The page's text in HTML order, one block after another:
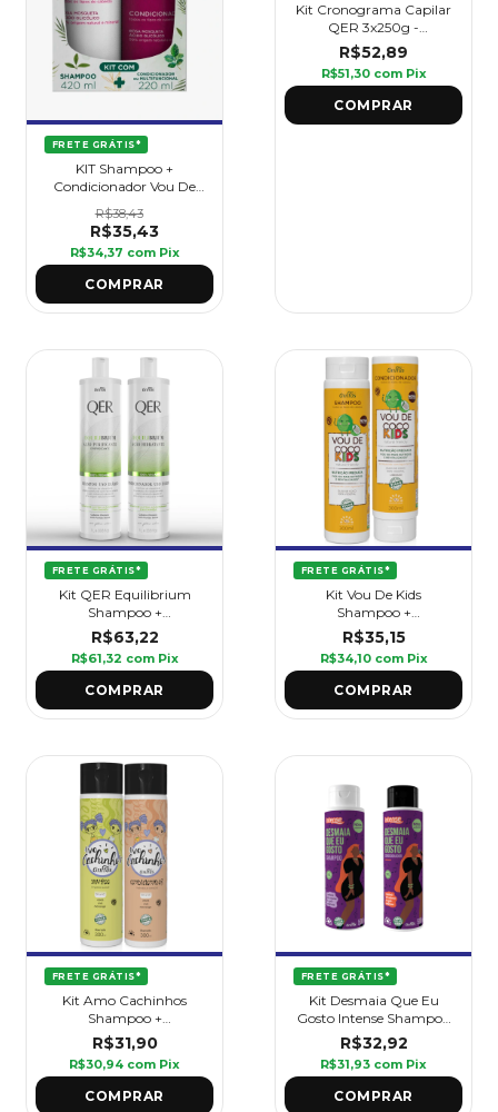
FRETE GRÁTIS*
KIT Shampoo +
Condicionador Vou De
Rosa Mosqueta - Griffus
R$38,43
R$35,43
R$34,37 com Pix
Kit Cronograma Capilar
QER 3x250g -
Hidratação + Nutrição +
Fortalecimento
R$52,89
R$51,30 com Pix
FRETE GRÁTIS*
Kit QER Equilibrium
Shampoo +
Condicionador 1l Griffus
R$63,22
R$61,32 com Pix
FRETE GRÁTIS*
Kit Vou De Kids
Shampoo +
Condicionador 300ml
R$35,15
R$34,10 com Pix
FRETE GRÁTIS*
Kit Amo Cachinhos
Shampoo +
Condicionador 300ml
R$31,90
R$30,94 com Pix
FRETE GRÁTIS*
Kit Desmaia Que Eu
Gosto Intense Shampoo
500ml + Condicionador
500ml
R$32,92
R$31,93 com Pix